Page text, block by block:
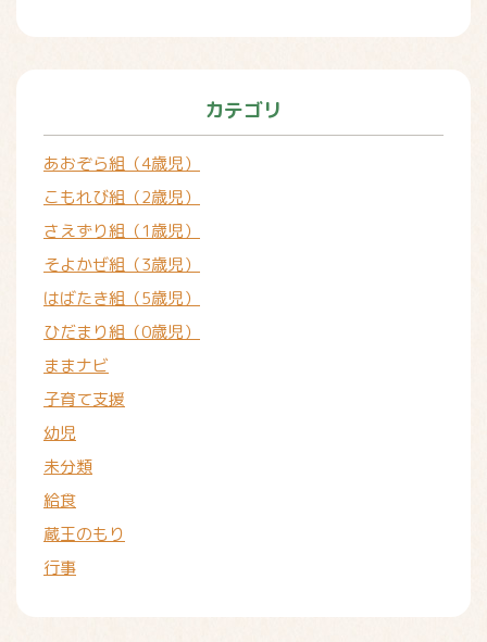
カテゴリ
あおぞら組（4歳児）
こもれび組（2歳児）
さえずり組（1歳児）
そよかぜ組（3歳児）
はばたき組（5歳児）
ひだまり組（0歳児）
ままナビ
子育て支援
幼児
未分類
給食
蔵王のもり
行事